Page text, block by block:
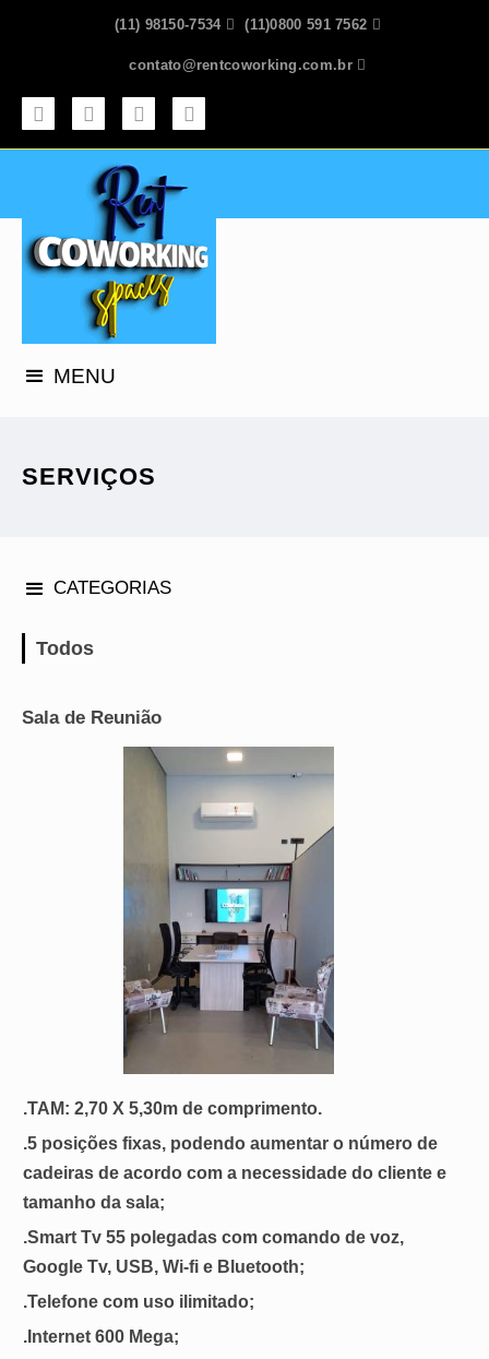
(11) 98150-7534  (11)0800 591 7562 
contato@rentcoworking.com.br
  
MENU
SERVIÇOS
CATEGORIAS
Todos
Sala de Reunião
.TAM: 2,70 X 5,30m de comprimento.
.5 posições fixas, podendo aumentar o número de
cadeiras de acordo com a necessidade do cliente e
tamanho da sala;
.Smart Tv 55 polegadas com comando de voz,
Google Tv, USB, Wi-fi e Bluetooth;
.Telefone com uso ilimitado;
.Internet 600 Mega;